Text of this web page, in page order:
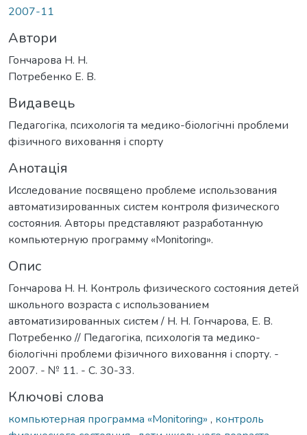
2007-11
Автори
Гончарова Н. Н.
Потребенко Е. В.
Видавець
Педагогіка, психологія та медико-біологічні проблеми
фізичного виховання і спорту
Анотація
Исследование посвящено проблеме использования
автоматизированных систем контроля физического
состояния. Авторы представляют разработанную
компьютерную программу «Monitoring».
Опис
Гончарова Н. Н. Контроль физического состояния детей
школьного возраста с использованием
автоматизированных систем / Н. Н. Гончарова, Е. В.
Потребенко // Педагогіка, психологія та медико-
біологічні проблеми фізичного виховання і спорту. -
2007. - № 11. - С. 30-33.
Ключові слова
компьютерная программа «Monitoring» , контроль